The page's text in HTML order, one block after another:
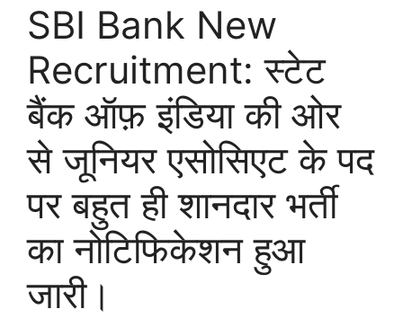
SBI Bank New
Recruitment: स्टेट
बैंक ऑफ़ इंडिया की ओर
से जूनियर एसोसिएट के पद
पर बहुत ही शानदार भर्ती
का नोटिफिकेशन हुआ
जारी।